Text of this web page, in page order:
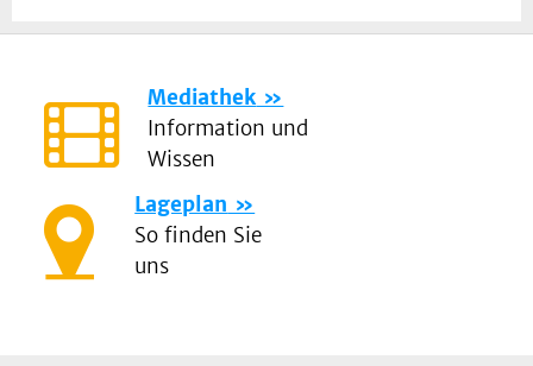
Mediathek
Information und
Wissen
Lageplan
So finden Sie
uns